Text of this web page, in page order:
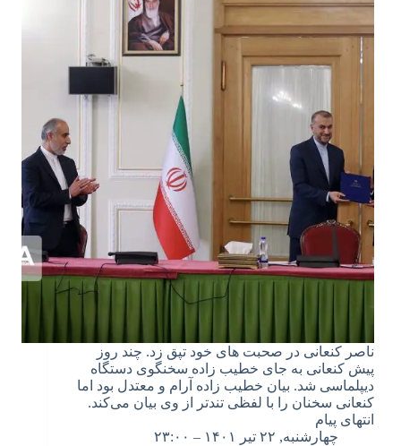
ناصر کنعانی در صحبت های خود تپق زد. چند روز
پیش کنعانی به جای خطیب زاده سخنگوی دستگاه
دیپلماسی شد. بیان خطیب زاده آرام و معتدل بود اما
کنعانی سخنان را با لفظی تندتر از وی بیان می‌کند.
انتهای پیام
چهارشنبه, ۲۲ تیر ۱۴۰۱ – ۲۳:۰۰